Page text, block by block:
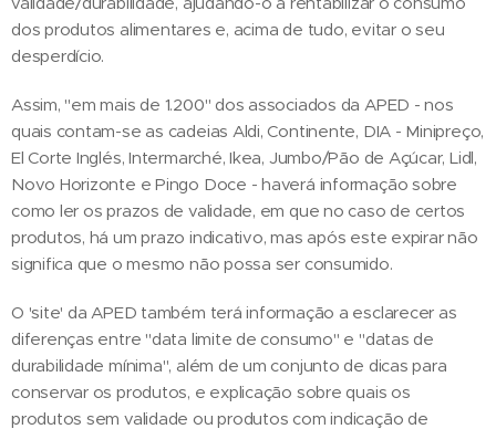
dos produtos alimentares e, acima de tudo, evitar o seu
desperdício.
Assim, "em mais de 1.200" dos associados da APED - nos
quais contam-se as cadeias Aldi, Continente, DIA - Minipreço,
El Corte Inglés, Intermarché, Ikea, Jumbo/Pão de Açúcar, Lidl,
Novo Horizonte e Pingo Doce - haverá informação sobre
como ler os prazos de validade, em que no caso de certos
produtos, há um prazo indicativo, mas após este expirar não
significa que o mesmo não possa ser consumido.
O 'site' da APED também terá informação a esclarecer as
diferenças entre "data limite de consumo" e "datas de
durabilidade mínima", além de um conjunto de dicas para
conservar os produtos, e explicação sobre quais os
produtos sem validade ou produtos com indicação de